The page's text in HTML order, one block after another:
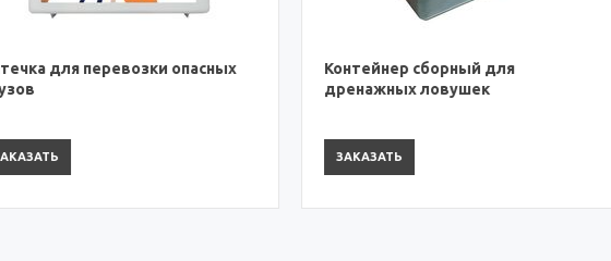
опасных
Контейнер сборный для
дренажных ловушек